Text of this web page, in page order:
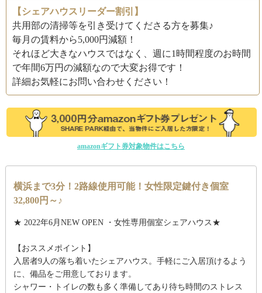
【シェアハウスリーダー割引】
共用部の清掃等を引き受けてくださる方を募集♪
毎月の賃料から5,000円減額！
それほど大きなハウスではなく、週に1時間程度のお時間
で年間6万円の減額なので大変お得です！
詳細お気軽にお問い合わせください！
amazonギフト券対象物件はこちら
横浜まで3分！2路線使用可能！女性限定鍵付き個室
32,800円～♪
★ 2022年6月NEW OPEN ・女性専用個室シェアハウス★
【おススメポイント】
入居者9人の落ち着いたシェアハウス。手軽にご入居頂けるよう
に、備品をご用意しております。
シャワー・トイレの数も多く準備してあり待ち時間のストレス